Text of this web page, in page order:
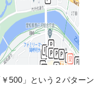
500」という２パターン